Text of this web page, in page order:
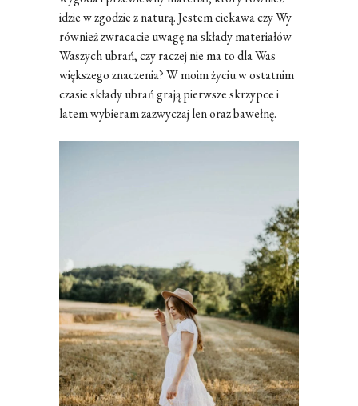
idzie w zgodzie z naturą. Jestem ciekawa czy Wy
również zwracacie uwagę na składy materiałów
Waszych ubrań, czy raczej nie ma to dla Was
większego znaczenia? W moim życiu w ostatnim
czasie składy ubrań grają pierwsze skrzypce i
latem wybieram zazwyczaj len oraz bawełnę.